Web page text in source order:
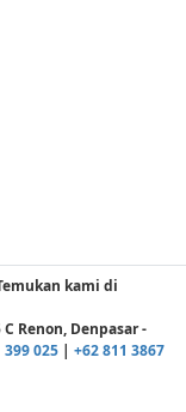
kami di
Renon, Denpasar -
399 025 | +62 811 3867